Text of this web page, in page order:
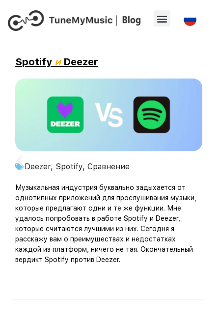
Spotify иDeezer
Deezer, Spotify,Сравнение
Музыкальная индустрия буквально задыхается от
однотипных приложений для прослушивания музыки,
которые предлагают одни и те же функции. Мне
удалось попробовать в работе Spotify и Deezer,
которые считаются лучшими из них. Сегодня я
расскажу вам о преимуществах и недостатках
каждой из платформ, ничего не тая. Окончательный
вердикт Spotify против Deezer.